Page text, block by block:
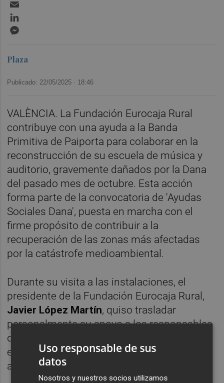
Plaza
Publicado: 22/05/2025 · 18:46
VALÈNCIA. La Fundación Eurocaja Rural
contribuye con una ayuda a la Banda
Primitiva de Paiporta para colaborar en la
reconstrucción de su escuela de música y
auditorio, gravemente dañados por la Dana
del pasado mes de octubre. Esta acción
forma parte de la convocatoria de 'Ayudas
Sociales Dana', puesta en marcha con el
firme propósito de contribuir a la
recuperación de las zonas más afectadas
por la catástrofe medioambiental.
Durante su visita a las instalaciones, el
presidente de la Fundación Eurocaja Rural,
Javier López Martín, quiso trasladar
personalmente su apoyo a los responsables
de la Banda Primitiva, y reconocer el enorme
esfuerzo que están realizando para salir
adelante tras los duros efectos de la riada.
Uso responsable de sus
datos
Nosotros y nuestros socios utilizamos